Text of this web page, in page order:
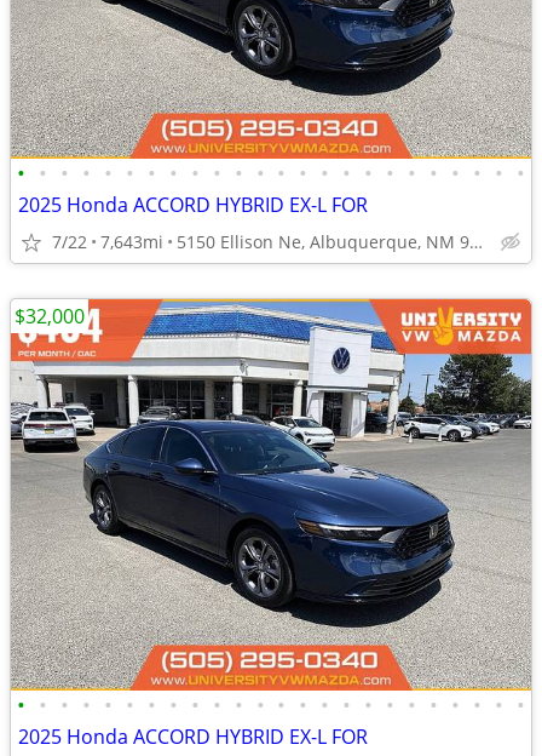
• • • • • • • • • • • • • • • • • • • • • • • •
2025 Honda ACCORD HYBRID EX-L FOR
7/22 7,643mi 5150 Ellison Ne, Albuquerque, NM 97109
• • • • • • • • • • • • • • • • • • • • • • • •
2025 Honda ACCORD HYBRID EX-L FOR
$32,000